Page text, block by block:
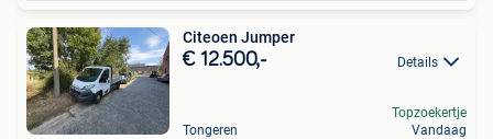
Citeoen Jumper
€ 12.500,- Details
Tongeren
Topzoekertje
Vandaag